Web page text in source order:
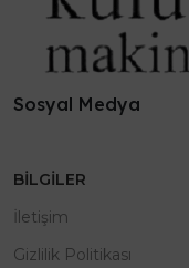
Sosyal Medya
BILGILER
İletişim
Gizlilik Politikası